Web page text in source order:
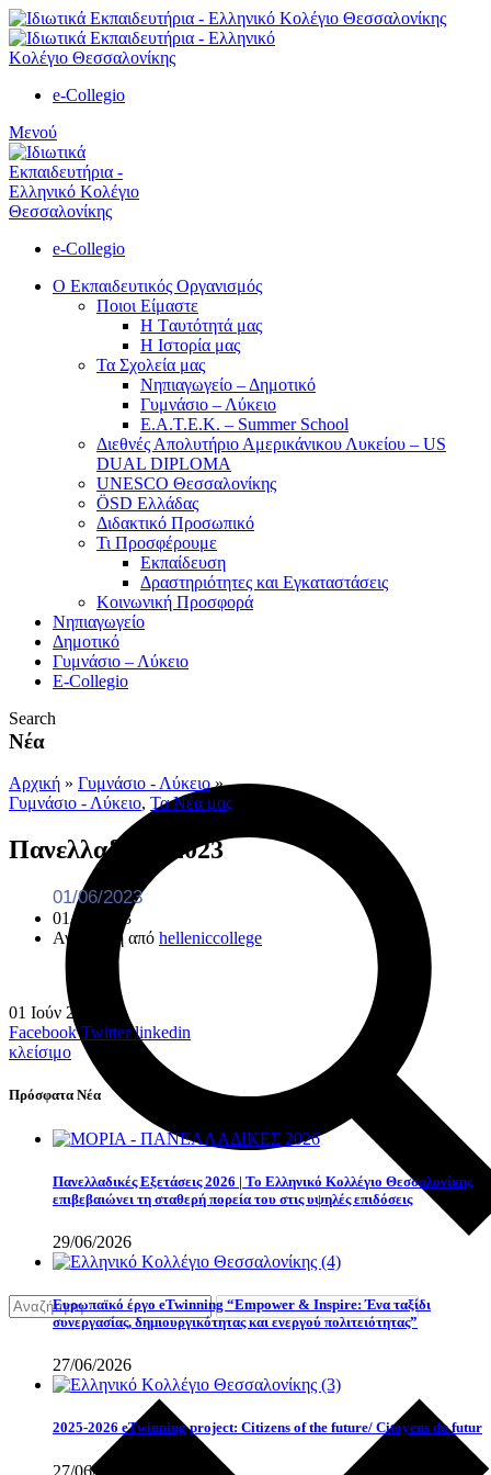
e-Collegio
Μενού
e-Collegio
Ο Εκπαιδευτικός Οργανισμός
Ποιοι Είμαστε
Η Tαυτότητά μας
Η Ιστορία μας
Τα Σχολεία μας
Νηπιαγωγείο – Δημοτικό
Γυμνάσιο – Λύκειο
Ε.Α.Τ.Ε.Κ. – Summer School
Διεθνές Απολυτήριο Αμερικάνικου Λυκείου – US
DUAL DIPLOMA
UNESCO Θεσσαλονίκης
ÖSD Ελλάδας
Διδακτικό Προσωπικό
Τι Προσφέρουμε
Eκπαίδευση
Δραστηριότητες και Εγκαταστάσεις
Κοινωνική Προσφορά
Νηπιαγωγείο
Δημοτικό
Γυμνάσιο – Λύκειο
E-Collegio
Search
Νέα
Αρχική » Γυμνάσιο - Λύκειο»
Γυμνάσιο - Λύκειο, Τα Νέα μας
Πανελλαδικές 2023
01/06/2023
01/06/2023
Ανάρτηση από helleniccollege
01 Ιούν 2023
Facebook Twitter linkedin
κλείσιμο
Πρόσφατα Νέα
Πανελλαδικές Εξετάσεις 2026 | Το Ελληνικό Κολλέγιο Θεσσαλονίκης
επιβεβαιώνει τη σταθερή πορεία του στις υψηλές επιδόσεις
29/06/2026
Eυρωπαϊκό έργο eTwinning “Empower & Inspire: Ένα ταξίδι
συνεργασίας, δημιουργικότητας και ενεργού πολιτειότητας”
27/06/2026
2025-2026 eTwinning project: Citizens of the future/ Citoyens du futur
27/06/2026